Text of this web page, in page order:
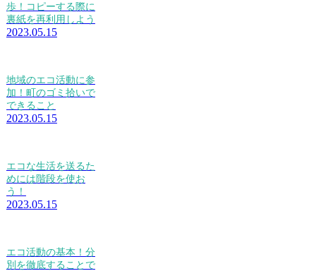
歩！コピーする際に
裏紙を再利用しよう
2023.05.15
地域のエコ活動に参
加！町のゴミ拾いで
できること
2023.05.15
エコな生活を送るた
めには階段を使お
う！
2023.05.15
エコ活動の基本！分
別を徹底することで